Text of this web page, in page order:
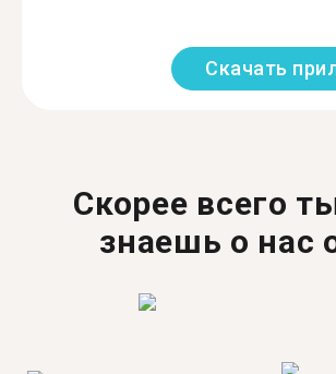
Скачать
Скорее всего
знаешь о нас